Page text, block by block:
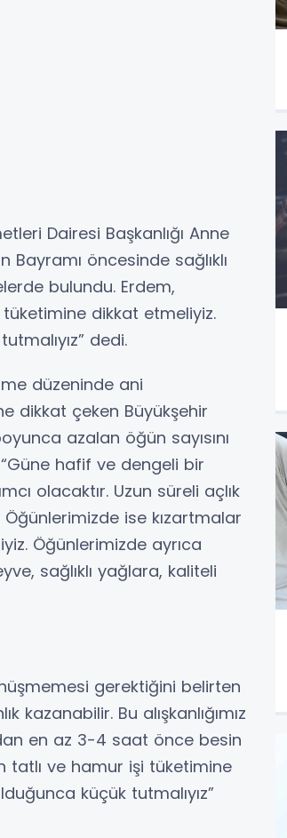
Dairesi Başkanlığı Anne
Bayramı öncesinde sağlıklı
bulundu. Erdem,
dikkat etmeliyiz.
dedi.
düzeninde ani
dikkat çeken Büyükşehir
azalan öğün sayısını
hafif ve dengeli bir
olacaktır. Uzun süreli açlık
ise kızartmalar
Öğünlerimizde ayrıca
sağlıklı yağlara, kaliteli
gerektiğini belirten
kazanabilir. Bu alışkanlığımız
en az 3-4 saat önce besin
tatlı ve hamur işi tüketimine
küçük tutmalıyız”